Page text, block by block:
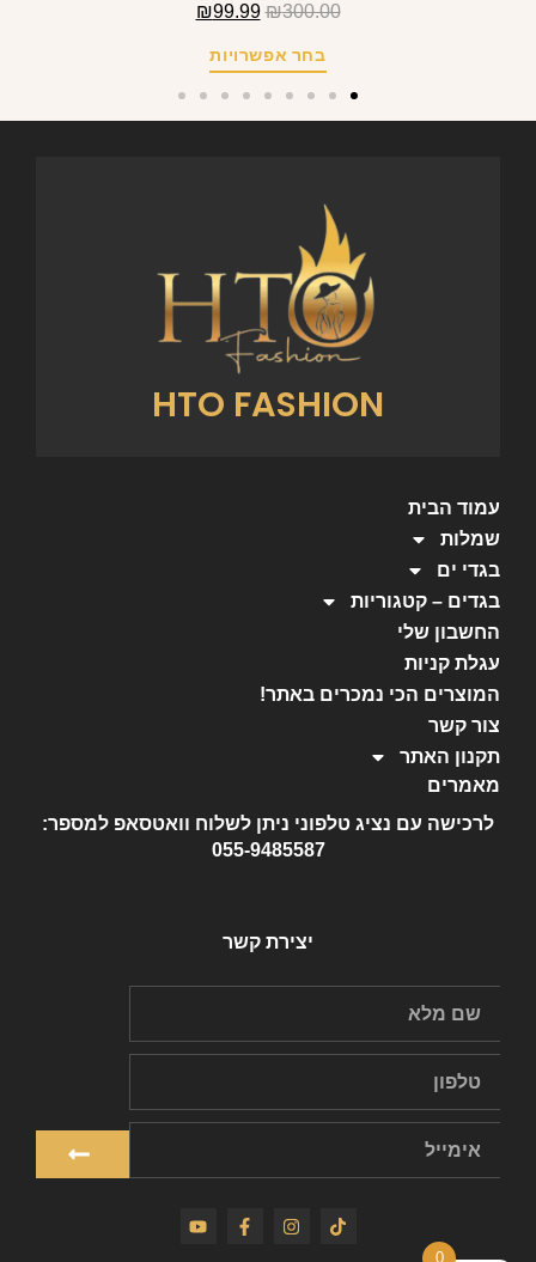
₪300.00
₪99.99
בחר אפשרויות
HTO FASHION
עמוד הבית
שמלות
בגדי ים
בגדים – קטגוריות
החשבון שלי
עגלת קניות
המוצרים הכי נמכרים באתר!
צור קשר
תקנון האתר
מאמרים
לרכישה עם נציג טלפוני ניתן לשלוח וואטסאפ למספר:
055-9485587
יצירת קשר
0